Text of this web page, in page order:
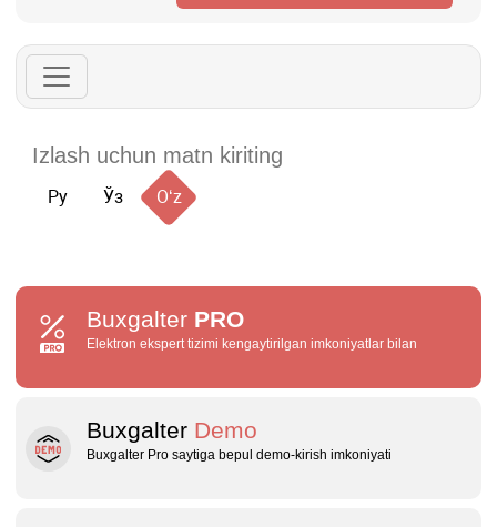
Ру Ўз Oʻz
Buxgalter PRO
Elektron ekspert tizimi kengaytirilgan imkoniyatlar bilan
Buxgalter Demo
Buxgalter Pro saytiga bepul demo‑kirish imkoniyati